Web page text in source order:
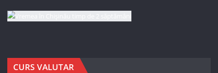
CURS VALUTAR